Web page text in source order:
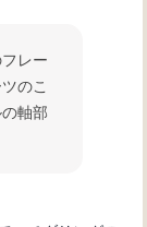
機の仕組みと
レー
のこ
軸部